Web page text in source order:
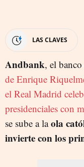
LAS CLAVES
Andbank, el
de Enrique
el Real Madrid
presidenciales con
se sube a laola
invierte con los